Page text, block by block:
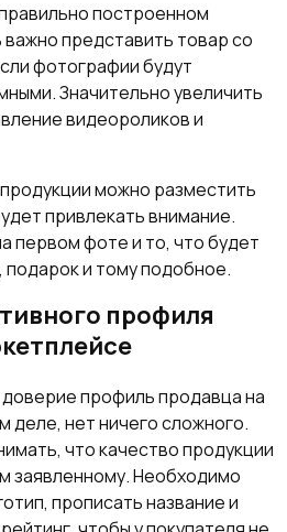
построенном
представить товар со
фотографии будут
Значительно увеличить
видеороликов и
можно разместить
привлекать внимание.
первом фоте и то, что будет
подарок и тому подобное.
профиля
профиль продавца на
деле, нет ничего сложного.
что качество продукции
заявленному. Необходимо
прописать название и